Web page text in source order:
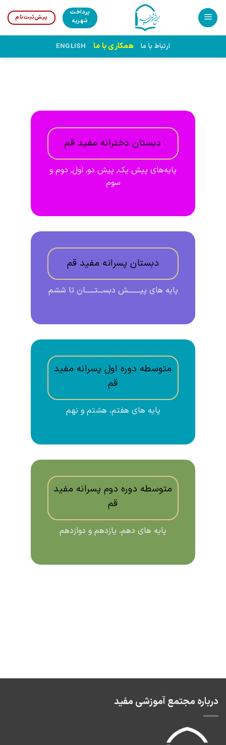
پرداخت
شهریه
پیش‌ثبت‌نام
ارتباط با ما همکاری با ما ENGLISH
دبستان دخترانه مفید قم
پایه‌های پیش یک, پیش دو, اول, دوم و
سوم
دبستان پسرانه مفید قم
پایه های پیــــــــش دبســـتــــــان تا ششم
متوسطه دوره اول پسرانه مفید
قم
پایه های هفتم، هشتم و نهم
متوسطه دوره دوم پسرانه مفید
قم
پایه های دهم، یازدهم و دوازدهم
درباره مجتمع آموزشی مفید